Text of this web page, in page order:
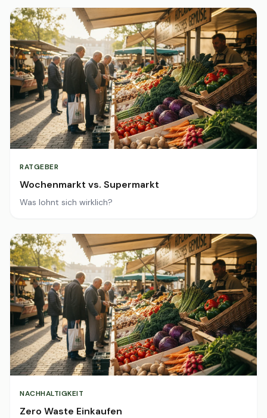
RATGEBER
Wochenmarkt vs. Supermarkt
Was lohnt sich wirklich?
NACHHALTIGKEIT
Zero Waste Einkaufen